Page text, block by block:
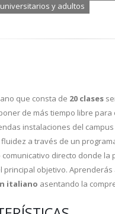
y adultos
que consta de 20 clases
de más tiempo libre
instalaciones del
a través de un
directo donde la
principal objetivo. Aprenderás
italiano asentando la